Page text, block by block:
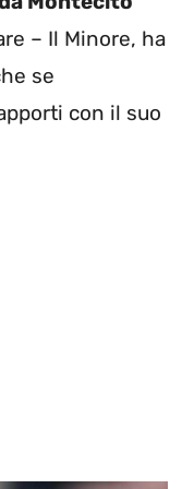
– Il Minore, ha
se
con il suo